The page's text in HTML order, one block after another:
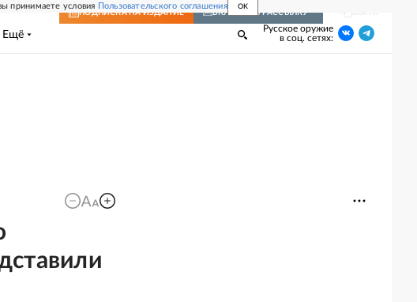
принимаете условия Пользовательского соглашения OK
ПОДПИСКА НА ИЗДАНИЕ ВКЛЮЧИТЬ РАССЫЛКУ
Ещё
Русское оружие
в соц. сетях: